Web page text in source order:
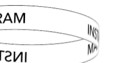
INSTAGRAM